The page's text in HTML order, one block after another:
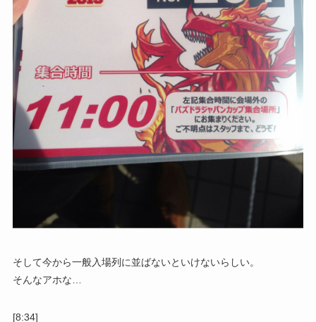
そして今から一般入場列に並ばないといけないらしい。
そんなアホな…
[8:34]